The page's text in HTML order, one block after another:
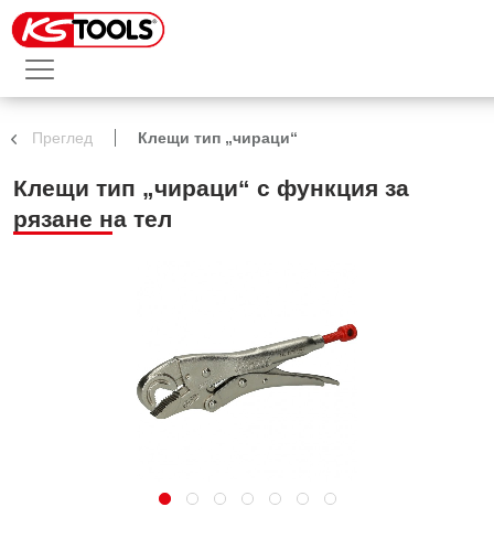
Преглед Клещи тип „чираци“
Клещи тип „чираци“ с функция за
рязане на тел